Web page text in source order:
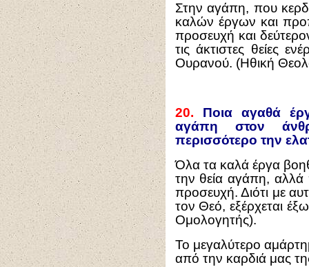
Στην αγάπη, που
καλών έργων και
προσευχή και
τις άκτιστες θείες
Ουρανού. (Ηθική
20. Ποια αγαθά
αγάπη στον
περισσότερο την
Όλα τα καλά έργα
την θεία αγάπη,
προσευχή. Διότι με
τον Θεό, εξέρχεται
Ομολογητής).
Το μεγαλύτερο
από την καρδιά μας